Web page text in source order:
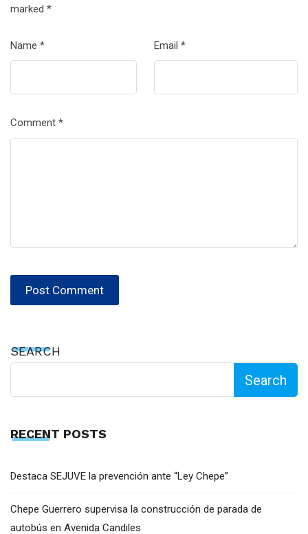
marked *
Name * Email *
Comment *
SEARCH
Search
RECENT POSTS
Destaca SEJUVE la prevención ante “Ley Chepe”
Chepe Guerrero supervisa la construcción de parada de
autobús en Avenida Candiles